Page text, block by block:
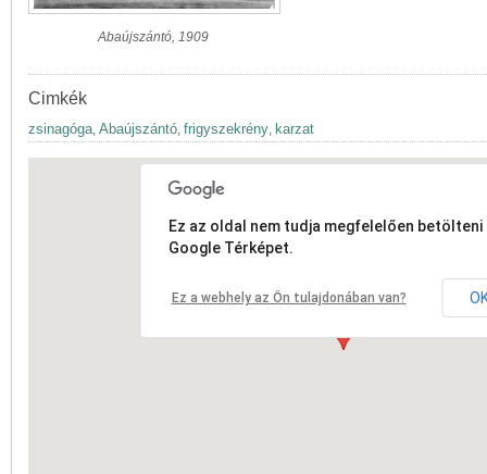
Abaújszántó, 1909
Cimkék
zsinagóga, Abaújszántó, frigyszekrény, karzat
Ez az oldal nem tudja megfelelően betölteni
Google Térképet.
Ez a webhely az Ön tulajdonában van?